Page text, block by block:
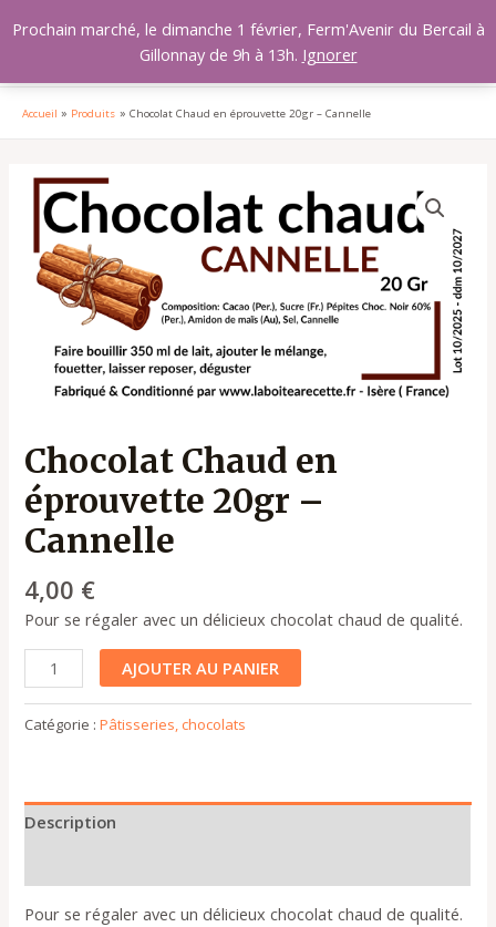
au
Accueil Produits Chocolat Chaud en éprouvette 20gr – Cannelle
Chocolat Chaud en
éprouvette 20gr –
Cannelle
4,00 €
Pour se régaler avec un délicieux chocolat chaud de qualité.
quantité
Chocolat
Chaud
en
éprouvette
Cannelle
AJOUTER AU PANIER
Catégorie :Pâtisseries, chocolats
Description
Pour se régaler avec un délicieux chocolat chaud de qualité.
Prochain marché, le dimanche 1 février, Ferm'Avenir du Bercail à
Gillonnay de 9h à 13h. Ignorer